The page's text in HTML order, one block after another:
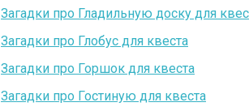
Загадки про Гладильную доску для
Загадки про Глобус для квеста
Загадки про Горшок для квеста
Загадки про Гостиную для квеста